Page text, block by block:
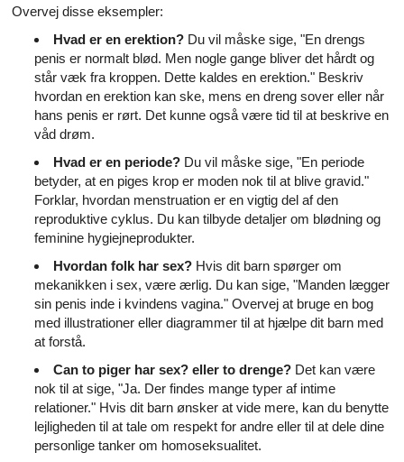
Overvej disse eksempler:
Hvad er en erektion? Du vil måske sige, "En drengs
penis er normalt blød. Men nogle gange bliver det hårdt og
står væk fra kroppen. Dette kaldes en erektion." Beskriv
hvordan en erektion kan ske, mens en dreng sover eller når
hans penis er rørt. Det kunne også være tid til at beskrive en
våd drøm.
Hvad er en periode? Du vil måske sige, "En periode
betyder, at en piges krop er moden nok til at blive gravid."
Forklar, hvordan menstruation er en vigtig del af den
reproduktive cyklus. Du kan tilbyde detaljer om blødning og
feminine hygiejneprodukter.
Hvordan folk har sex? Hvis dit barn spørger om
mekanikken i sex, være ærlig. Du kan sige, "Manden lægger
sin penis inde i kvindens vagina." Overvej at bruge en bog
med illustrationer eller diagrammer til at hjælpe dit barn med
at forstå.
Can to piger har sex? eller to drenge? Det kan være
nok til at sige, "Ja. Der findes mange typer af intime
relationer." Hvis dit barn ønsker at vide mere, kan du benytte
lejligheden til at tale om respekt for andre eller til at dele dine
personlige tanker om homoseksualitet.